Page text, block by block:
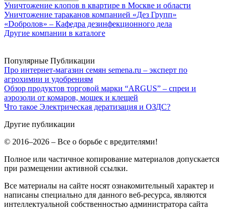
Уничтожение клопов в квартире в Москве и области
Уничтожение тараканов компанией «Дез Групп»
«Dобролов» – Кафедра дезинфекционного дела
Другие компании в каталоге
Популярные Публикации
Про интернет-магазин семян semena.ru – эксперт по
агрохимии и удобрениям
Обзор продуктов торговой марки “ARGUS” – спреи и
аэрозоли от комаров, мошек и клещей
Что такое Электрическая дератизация и ОЗДС?
Другие публикации
© 2016–2026 – Все о борьбе с вредителями!
Полное или частичное копирование материалов допускается
при размещении активной ссылки.
Все материалы на сайте носят ознакомительный характер и
написаны специально для данного веб-ресурса, являются
интеллектуальной собственностью администратора сайта